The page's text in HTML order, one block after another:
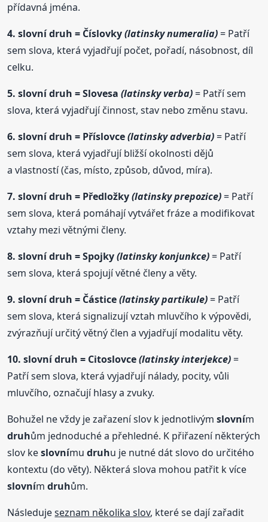
přídavná jména.
4.slovnídruh = Číslovky(latinsky numeralia) = Patří
sem slova, která vyjadřují počet, pořadí, násobnost, díl
celku.
5.slovnídruh = Slovesa(latinsky verba)= Patří sem
slova, která vyjadřují činnost, stav nebo změnu stavu.
6.slovnídruh = Příslovce(latinsky adverbia)= Patří
sem slova, která vyjadřují bližší okolnosti dějů
a vlastností (čas, místo, způsob, důvod, míra).
7.slovnídruh = Předložky(latinsky prepozice)= Patří
sem slova, která pomáhají vytvářet fráze a modifikovat
vztahy mezi větnými členy.
8.slovnídruh = Spojky(latinsky konjunkce)= Patří
sem slova, která spojují větné členy a věty.
9.slovnídruh = Částice(latinsky partikule)= Patří
sem slova, která signalizují vztah mluvčího k výpovědi,
zvýrazňují určitý větný člen a vyjadřují modalitu věty.
10.slovnídruh = Citoslovce(latinsky interjekce)=
Patří sem slova, která vyjadřují nálady, pocity, vůli
mluvčího, označují hlasy a zvuky.
Bohužel ne vždy je zařazení slov k jednotlivýmslovním
druhům jednoduché a přehledné. K přiřazení některých
slov keslovnímudruhu je nutné dát slovo do určitého
kontextu (do věty). Některá slova mohou patřit k více
slovnímdruhům.
Následujeseznam několika slov, které se dají zařadit